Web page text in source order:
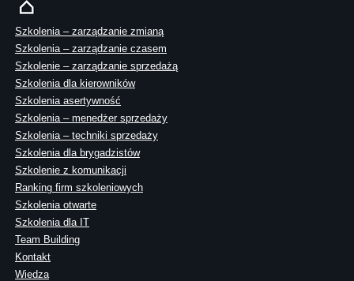
Szkolenia – zarządzanie zmianą
Szkolenia – zarządzanie czasem
Szkolenie – zarządzanie sprzedażą
Szkolenia dla kierowników
Szkolenia asertywność
Szkolenia – menedżer sprzedaży
Szkolenia – techniki sprzedaży
Szkolenia dla brygadzistów
Szkolenie z komunikacji
Ranking firm szkoleniowych
Szkolenia otwarte
Szkolenia dla IT
Team Building
Kontakt
Wiedza